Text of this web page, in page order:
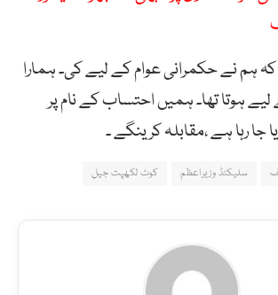
ہم نے حکمرانی عوام کے لیے کی۔ ہمارا
ہوتا تھا۔ ہمیں احتساب کے نام پر
جا رہا ہے ،مقابلہ کرینگے ۔
سلیکٹڈ وزیراعظم کوٹ لکھپت جیل